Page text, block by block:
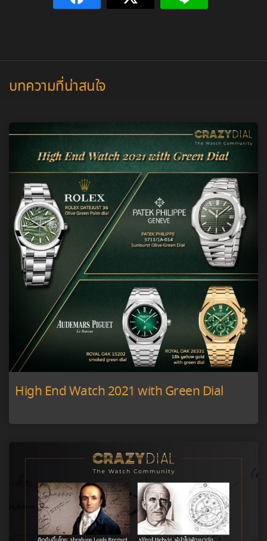
บทความที่น่าสนใจ
High End Watch 2021 with Green Dial